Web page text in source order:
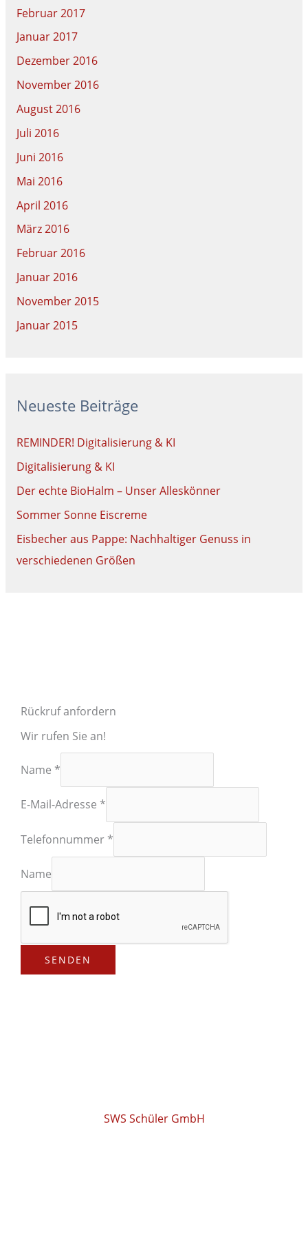
Februar 2017
Januar 2017
Dezember 2016
November 2016
August 2016
Juli 2016
Juni 2016
Mai 2016
April 2016
März 2016
Februar 2016
Januar 2016
November 2015
Januar 2015
Neueste Beiträge
REMINDER! Digitalisierung & KI
Digitalisierung & KI
Der echte BioHalm – Unser Alleskönner
Sommer Sonne Eiscreme
Eisbecher aus Pappe: Nachhaltiger Genuss in
verschiedenen Größen
Rückruf anfordern
Wir rufen Sie an!
Name *
E-Mail-Adresse *
Telefonnummer *
Name
SENDEN
SWS Schüler GmbH